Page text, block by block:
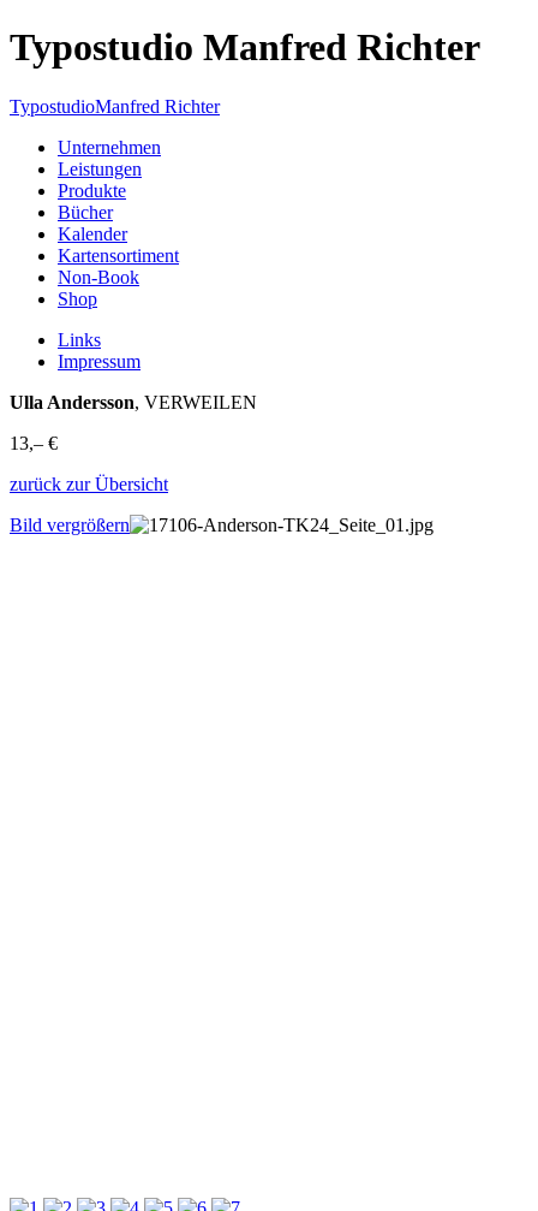
Typostudio Manfred Richter
TypostudioManfred Richter
Unternehmen
Leistungen
Produkte
Bücher
Kalender
Kartensortiment
Non-Book
Shop
Links
Impressum
Ulla Andersson, VERWEILEN
13,– €
zurück zur Übersicht
Bild vergrößern